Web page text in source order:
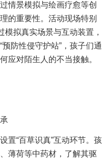
情景模拟与绘画疗愈等创
的重要性。活动现场特别
模拟真实场景与互动装置，
防性侵守护站”，孩子们通
应对陌生人的不当接触。
置“百草识真”互动环节。孩
薄荷等中药材，了解其驱